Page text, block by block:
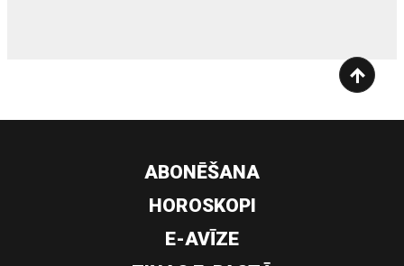
ABONĒŠANA
HOROSKOPI
E-AVĪZE